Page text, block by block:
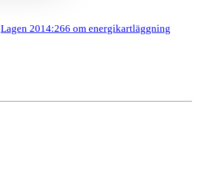
Lagen 2014:266 om energikartläggning